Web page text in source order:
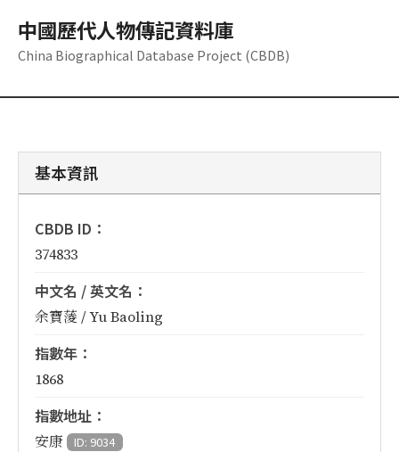
中國歷代人物傳記資料庫
China Biographical Database Project (CBDB)
基本資訊
CBDB ID：
374833
中文名 / 英文名：
余寶蔆 / Yu Baoling
指數年：
1868
指數地址：
安康 ID: 9034